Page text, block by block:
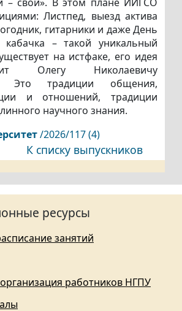
Листпед, выезд актива
гитарники и даже День
кабачка – такой уникальный
на истфаке, его идея
Олегу Николаевичу
Это традиции общения,
и отношений, традиции
научного знания.
/2026/117 (4)
К списку выпускников
ресурсы
занятий
работников НГПУ